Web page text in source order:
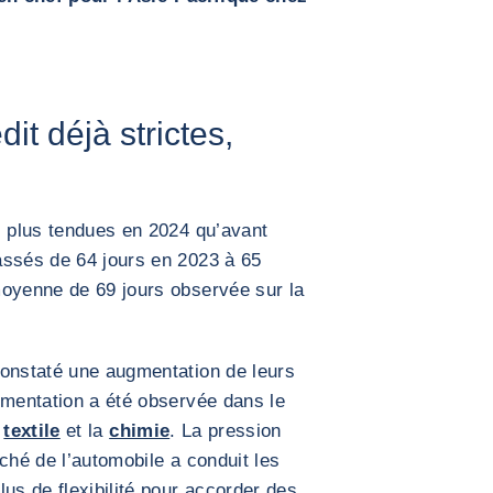
déjà strictes,
tendues en 2024 qu’avant
de 64 jours en 2023 à 65
de 69 jours observée sur la
une augmentation de leurs
a été observée dans le
textile et lachimie. La pression
de l’automobile a conduit les